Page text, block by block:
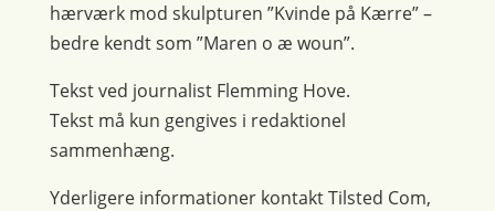
hærværk mod skulpturen ”Kvinde på Kærre” –
bedre kendt som ”Maren o æ woun”.
Tekst ved journalist Flemming Hove.
Tekst må kun gengives i redaktionel
sammenhæng.
Yderligere informationer kontakt Tilsted Com,